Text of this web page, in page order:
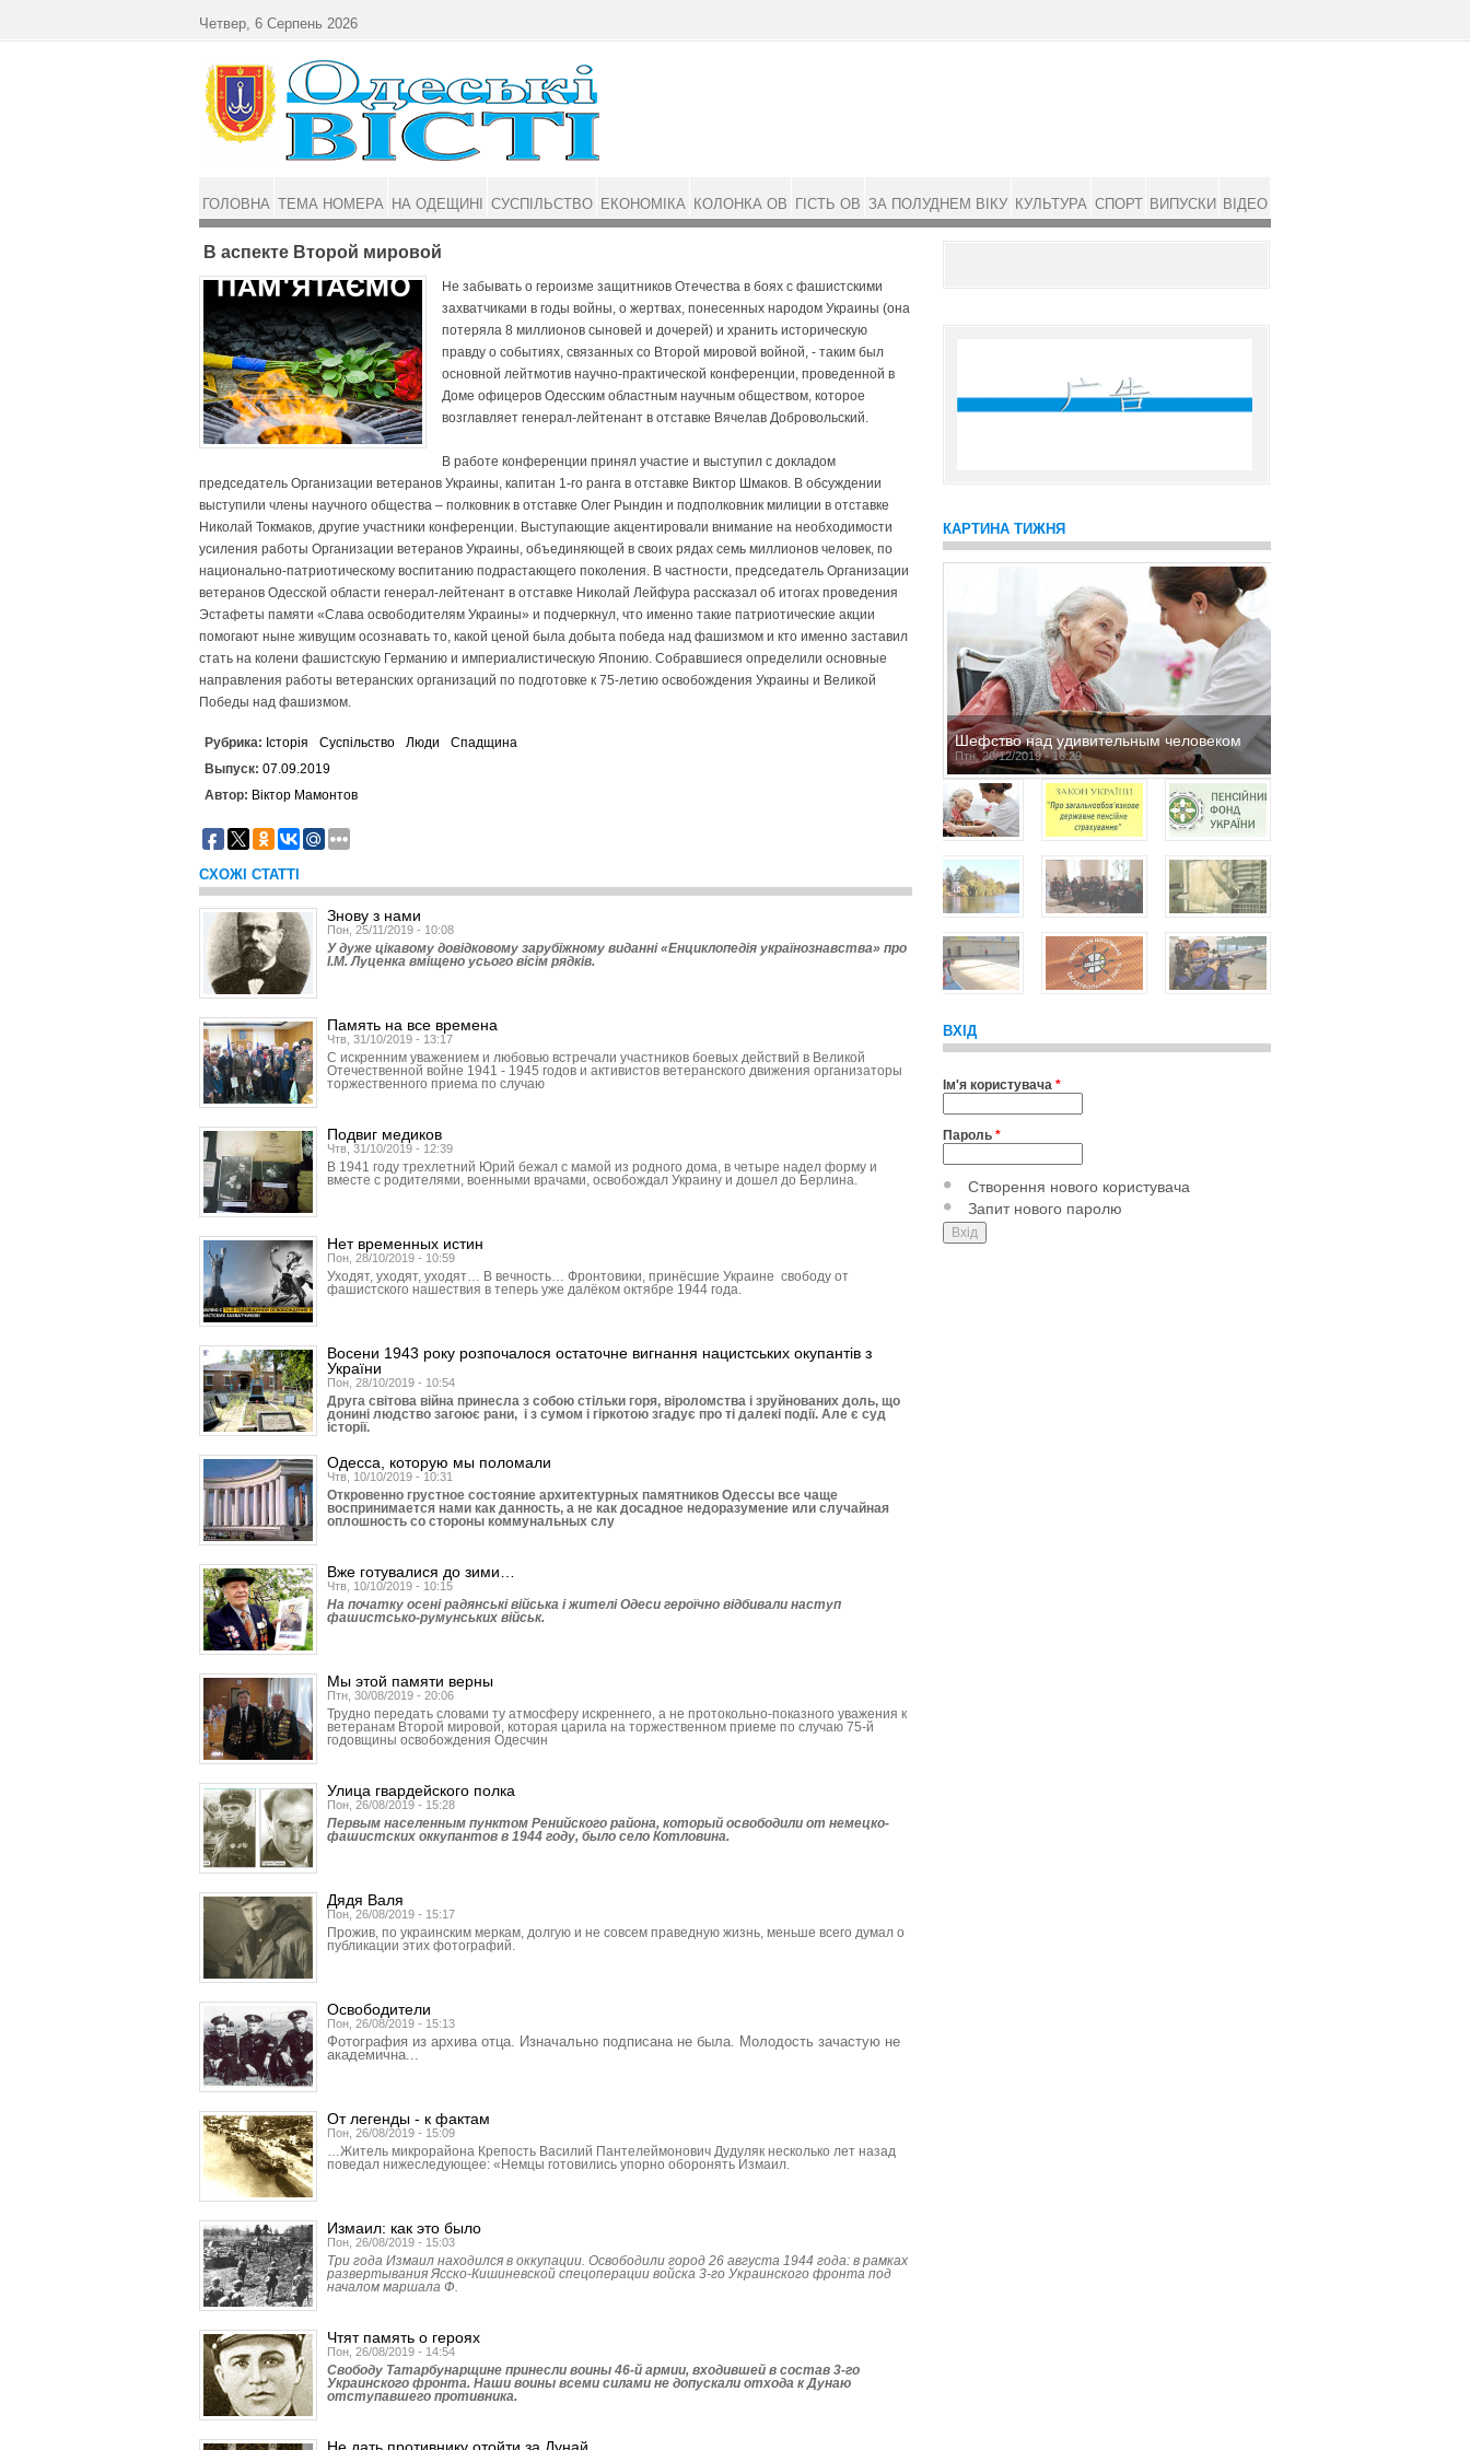
В аспекте Второй мировой
Не забывать о героизме защитников Отечества в боях с фашистскими
захватчиками в годы войны, о жертвах, понесенных народом Украины (она
потеряла 8 миллионов сыновей и дочерей) и хранить историческую
правду о событиях, связанных со Второй мировой войной, -­ таким был
основной лейтмотив научно-практической конференции, проведенной в
Доме офицеров Одесским областным научным обществом, которое
возглавляет генерал-лейтенант в отставке Вячелав Добровольский.
В работе конференции принял участие и выступил с докладом
председатель Организации ветеранов Украины, капитан 1-го ранга в отставке Виктор Шмаков. В обсуждении
выступили члены научного общества – полковник в отставке Олег Рындин и подполковник милиции в отставке
Николай Токмаков, другие участники конференции. Выступающие акцентировали внимание на необходимости
усиления работы Организации ветеранов Украины, объединяющей в своих рядах семь миллионов человек, по
национально-патриотическому воспитанию подрастающего поколения. В частности, председатель Организации
ветеранов Одесской области генерал-лейтенант в отставке Николай Лейфура рассказал об итогах проведения
Эстафеты памяти «Слава освободителям Украины» и подчеркнул, что именно такие патриотические акции
помогают ныне живущим осознавать то, какой ценой была добыта победа над фашизмом и кто именно заставил
стать на колени фашистскую Германию и империалистическую Японию. Собравшиеся определили основные
направления работы ветеранских организаций по подготовке к 75-летию освобождения Украины и Великой
Победы над фашизмом.
Рубрика: Історія Суспільство Люди
Спадщина
Выпуск: 07.09.2019
Автор: Віктор Мамонтов
СХОЖІ СТАТТІ
Знову з нами
Пон, 25/11/2019 - 10:08
У дуже цікавому довідковому зарубіжному виданні «Енциклопедія українознавства» про
І.М. Луценка вміщено усього вісім рядків.
Память на все времена
Чтв, 31/10/2019 - 13:17
С искренним уважением и любовью встречали участников боевых действий в Великой
Отечественной войне 1941 - 1945 годов и активистов ветеранского движения организаторы
торжественного приема по случаю
Подвиг медиков
Чтв, 31/10/2019 - 12:39
В 1941 году трехлетний Юрий бежал с мамой из родного дома, в четыре надел форму и
вместе с родителями, военными врачами, освобождал Украину и дошел до Берлина.
Нет временных истин
Пон, 28/10/2019 - 10:59
Уходят, уходят, уходят… В вечность… Фронтовики, принёсшие Украине свободу от
фашистского нашествия в теперь уже далёком октябре 1944 года.
Восени 1943 року розпочалося остаточне вигнання нацистських окупантів з
України
Пон, 28/10/2019 - 10:54
Друга світова війна принесла з собою стільки горя, віроломства і зруйнованих доль, що
донині людство загоює рани, і з сумом і гіркотою згадує про ті далекі події. Але є суд
історії.
Одесса, которую мы поломали
Чтв, 10/10/2019 - 10:31
Откровенно грустное состояние архитектурных памятников Одессы все чаще
воспринимается нами как данность, а не как досадное недоразумение или случайная
оплошность со стороны коммунальных слу
Вже готувалися до зими…
Чтв, 10/10/2019 - 10:15
На початку осені радянські війська і жителі Одеси героїчно відбивали наступ
фашистсько-румунських військ.
Мы этой памяти верны
Птн, 30/08/2019 - 20:06
Трудно передать словами ту атмосферу искреннего, а не протокольно-показного уважения к
ветеранам Второй мировой, которая царила на торжественном приеме по случаю 75-й
годовщины освобождения Одесчин
Улица гвардейского полка
Пон, 26/08/2019 - 15:28
Первым населенным пунктом Ренийского района, который освободили от немецко-
фашистских оккупантов в 1944 году, было село Котловина.
Дядя Валя
Пон, 26/08/2019 - 15:17
Прожив, по украинским меркам, долгую и не совсем праведную жизнь, меньше всего думал о
публикации этих фотографий.
Освободители
Пон, 26/08/2019 - 15:13
Фотография из архива отца. Изначально подписана не была. Молодость зачастую не
академична...
От легенды - к фактам
Пон, 26/08/2019 - 15:09
…Житель микрорайона Крепость Василий Пантелеймонович Дудуляк несколько лет назад
поведал нижеследующее: «Немцы готовились упорно оборонять Измаил.
Измаил: как это было
Пон, 26/08/2019 - 15:03
Три года Измаил находился в оккупации. Освободили город 26 августа 1944 года: в рамках
развертывания Ясско-Кишиневской спецоперации войска 3-го Украинского фронта под
началом маршала Ф.
Чтят память о героях
Пон, 26/08/2019 - 14:54
Свободу Татарбунар­щине принесли воины 46-й армии, входившей в состав 3-го
Украинского фронта. Наши воины всеми силами не допускали отхода к Дунаю
отступавшего противника.
КАРТИНА ТИЖНЯ
Шефство над удивительным человеком
Птн, 20/12/2019 - 16:29
ВХІД
Ім'я користувача *
Пароль *
Створення нового користувача
Запит нового паролю
Четвер, 6 Серпень 2026
ГОЛОВНА ТЕМА НОМЕРА НА ОДЕЩИНІ СУСПІЛЬСТВО ЕКОНОМІКА КОЛОНКА ОВ ГІСТЬ ОВ ЗА ПОЛУДНЕМ ВІКУ КУЛЬТУРА СПОРТ ВИПУСКИ ВІДЕО